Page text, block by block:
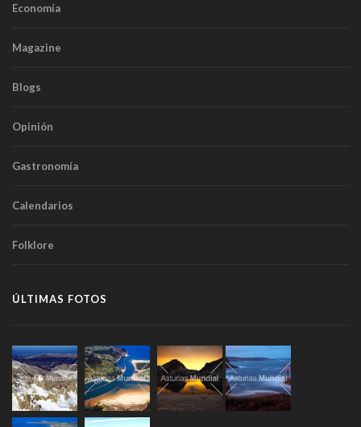
Economía
Magazine
Blogs
Opinión
Gastronomía
Calendarios
Folklore
ÚLTIMAS FOTOS